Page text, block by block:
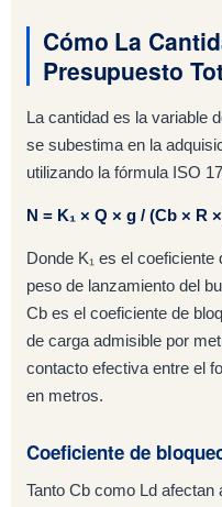
Cómo La
Presupuesto
La cantidad es la variable
se subestima en la
utilizando la fórmula ISO
N = K₁ × Q × g / (Cb × R
Donde K₁ es el
peso de lanzamiento del
Cb es el coeficiente de
de carga admisible por
contacto efectiva entre el
en metros.
Coeficiente de
Tanto Cb como Ld